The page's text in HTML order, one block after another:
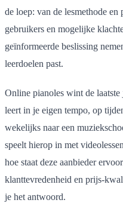
de loep: van de lesmethode
gebruikers en mogelijke
geïnformeerde beslissing
leerdoelen past.
Online pianoles wint de laatste
leert in je eigen tempo, op
wekelijks naar een
speelt hierop in met
hoe staat deze aanbieder
klanttevredenheid en prijs-
je het antwoord.